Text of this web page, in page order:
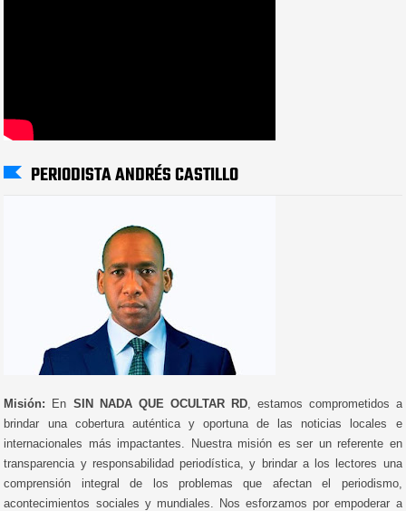
PERIODISTA ANDRÉS CASTILLO
Misión: En SIN NADA QUE OCULTAR RD, estamos comprometidos a
brindar una cobertura auténtica y oportuna de las noticias locales e
internacionales más impactantes. Nuestra misión es ser un referente en
transparencia y responsabilidad periodística, y brindar a los lectores una
comprensión integral de los problemas que afectan el periodismo,
acontecimientos sociales y mundiales. Nos esforzamos por empoderar a